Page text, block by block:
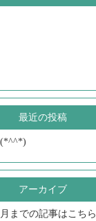
最近の投稿
(*^^*)
アーカイブ
までの記事はこちら